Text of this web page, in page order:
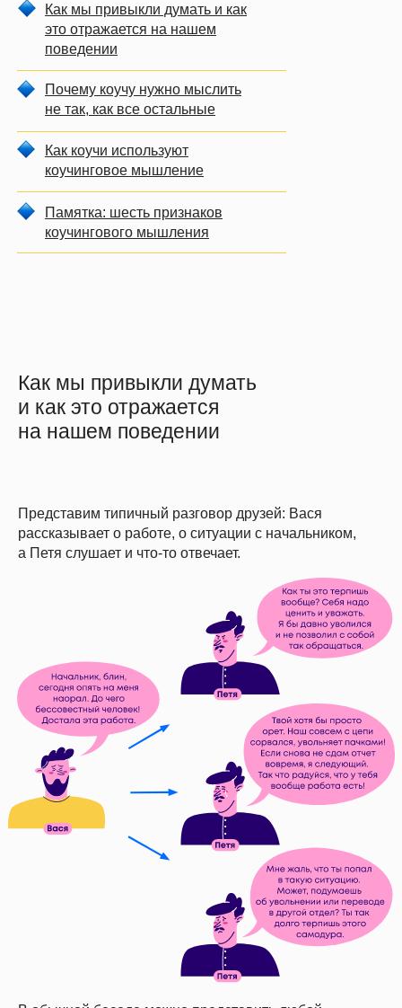
Как коучи используют
коучинговое мышление
Памятка: шесть признаков
коучингового мышления
Как мы привыкли думать и как
это отражается на нашем
поведении
Почему коучу нужно мыслить
не так, как все остальные
Как мы привыкли думать
и как это отражается
на нашем поведении
Представим типичный разговор друзей: Вася
рассказывает о работе, о ситуации с начальником,
а Петя слушает и что-то отвечает.